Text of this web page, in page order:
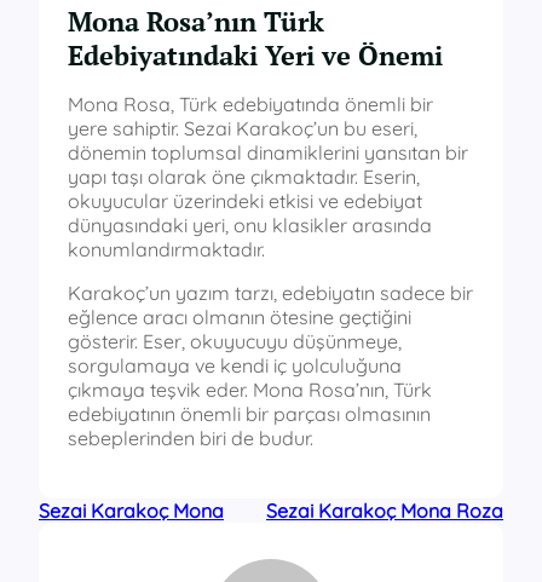
Mona Rosa’nın Türk
Edebiyatındaki Yeri ve Önemi
Mona Rosa, Türk edebiyatında önemli bir
yere sahiptir. Sezai Karakoç’un bu eseri,
dönemin toplumsal dinamiklerini yansıtan bir
yapı taşı olarak öne çıkmaktadır. Eserin,
okuyucular üzerindeki etkisi ve edebiyat
dünyasındaki yeri, onu klasikler arasında
konumlandırmaktadır.
Karakoç’un yazım tarzı, edebiyatın sadece bir
eğlence aracı olmanın ötesine geçtiğini
gösterir. Eser, okuyucuyu düşünmeye,
sorgulamaya ve kendi iç yolculuğuna
çıkmaya teşvik eder. Mona Rosa’nın, Türk
edebiyatının önemli bir parçası olmasının
sebeplerinden biri de budur.
Sezai Karakoç Mona Sezai Karakoç Mona Roza